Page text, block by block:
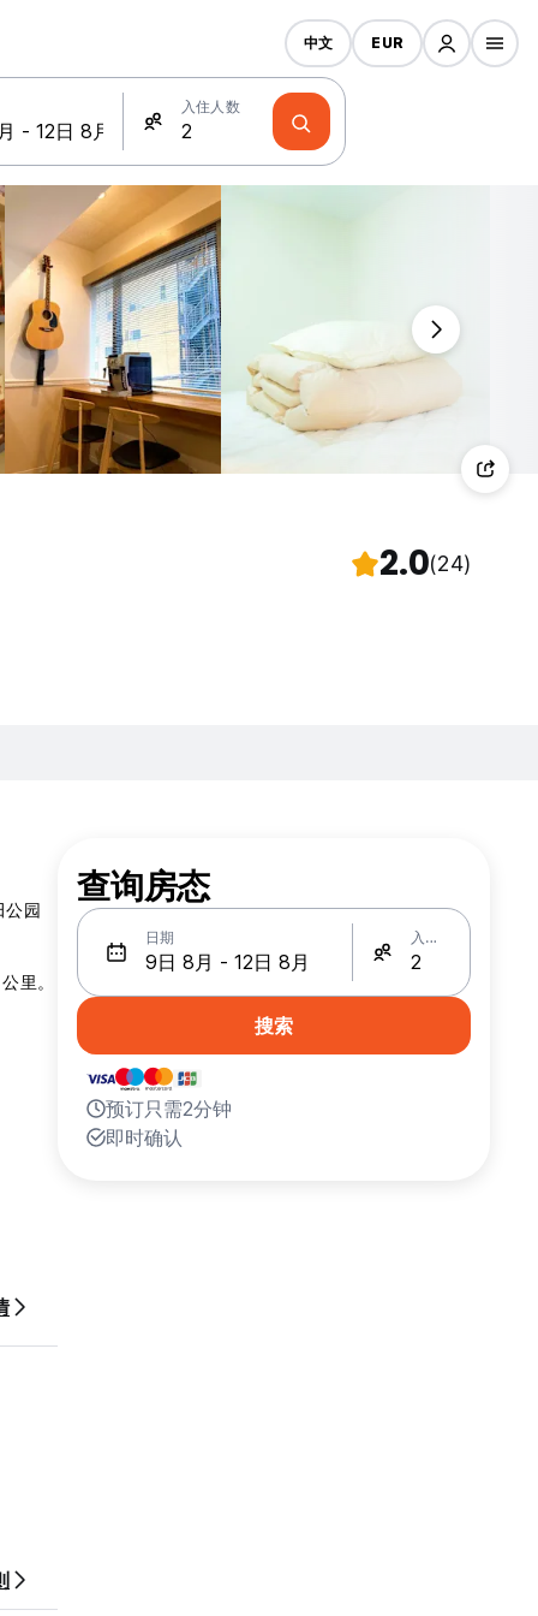
入住人数
中文 EUR
2.0(24)
公园
里。
查询房态
日期 入住人数
搜索
预订只需2分钟
即时确认